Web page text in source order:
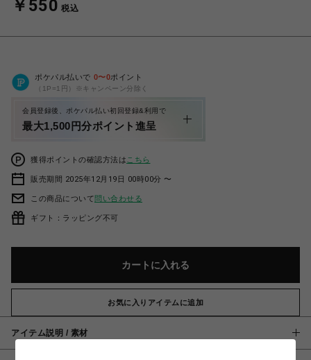
￥550 税込
ポケパル払いで 0〜0ポイント
（1P=1円）※キャンペーン分除く
会員登録後、ポケパル払い初回登録&利用で
最大1,500円分ポイント進呈
獲得ポイントの確認方法は こちら
販売期間 2025年12月19日 00時00分 〜
この商品について問い合わせる
ギフト：ラッピング不可
カートに入れる
お気に入りアイテムに追加
アイテム説明 / 素材